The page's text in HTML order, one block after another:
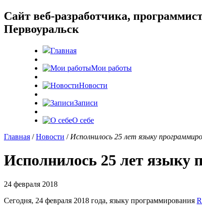
Cайт веб-разработчика,
Первоуральск
Главная
Мои работы
Новости
Записи
О себе
Главная /Новости / Исполнилось 25 лет языку
Исполнилось 25 лет языку
24 февраля 2018
Сегодня, 24 февраля 2018 года, языку программирования